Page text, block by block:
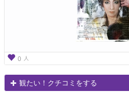
0 人
観たい！クチコミをする